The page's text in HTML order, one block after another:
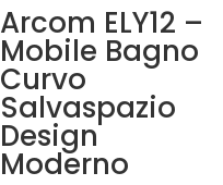
Arcom ELY12 –
Mobile Bagno
Curvo
Salvaspazio
Design
Moderno